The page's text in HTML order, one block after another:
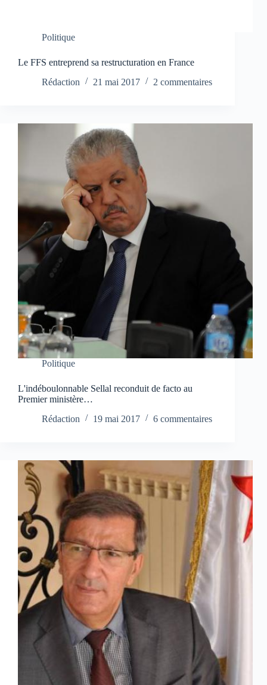
Politique
Le FFS entreprend sa restructuration en France
Rédaction
21 mai 2017 2 commentaires
Politique
L'indéboulonnable Sellal reconduit de facto au
Premier ministère…
Rédaction
19 mai 2017 6 commentaires